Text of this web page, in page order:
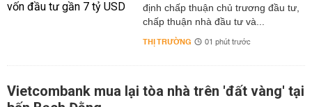
định chấp thuận chủ trương đầu tư,
chấp thuận nhà đầu tư và...
THỊ TRƯỜNG 01 phút trước
Vietcombank mua lại tòa nhà trên 'đất vàng' tại